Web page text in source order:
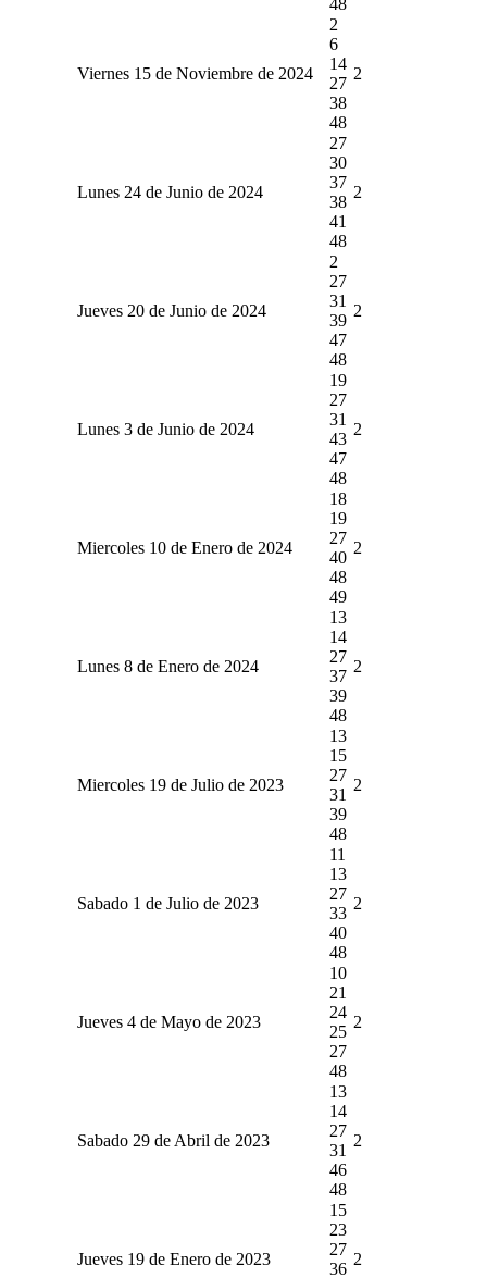
Viernes 15 de Noviembre de 2024
2
6
14
27
38
48
2
Lunes 24 de Junio de 2024
27
30
37
38
41
48
2
Jueves 20 de Junio de 2024
2
27
31
39
47
48
2
Lunes 3 de Junio de 2024
19
27
31
43
47
48
2
Miercoles 10 de Enero de 2024
18
19
27
40
48
49
2
Lunes 8 de Enero de 2024
13
14
27
37
39
48
2
Miercoles 19 de Julio de 2023
13
15
27
31
39
48
2
Sabado 1 de Julio de 2023
11
13
27
33
40
48
2
Jueves 4 de Mayo de 2023
10
21
24
25
27
48
2
Sabado 29 de Abril de 2023
13
14
27
31
46
48
2
Jueves 19 de Enero de 2023
15
23
27
36
2